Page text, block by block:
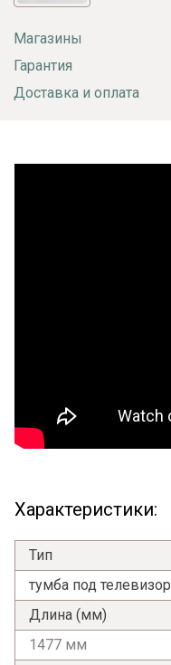
Магазины
Гарантия
Доставка и оплата
Характеристики:
Тип
тумба под телевизор
Длина (мм)
1477 мм